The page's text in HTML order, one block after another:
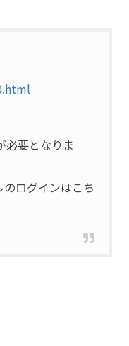
必要となりま
ログインはこち